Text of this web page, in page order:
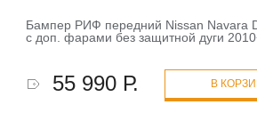
Бампер РИФ передний Nissan Navara
с доп. фарами без защитной дуги
55 990 Р. В